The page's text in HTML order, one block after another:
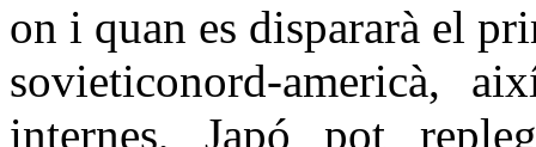
on i quan es dispararà el
sovieticonord-americà,
internes, Japó pot